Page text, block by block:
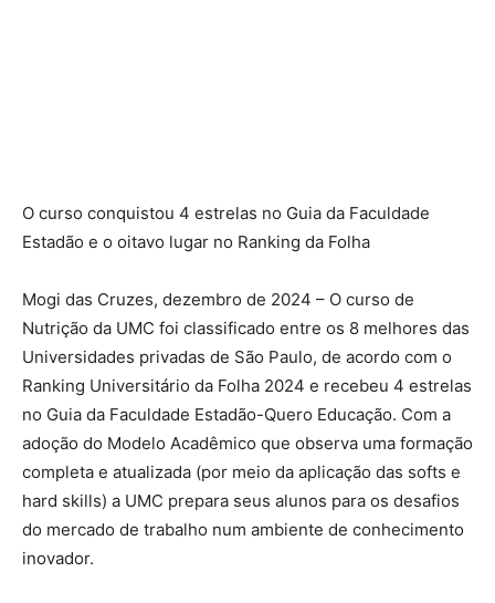
O curso conquistou 4 estrelas no Guia da Faculdade
Estadão e o oitavo lugar no Ranking da Folha
Mogi das Cruzes, dezembro de 2024 – O curso de
Nutrição da UMC foi classificado entre os 8 melhores das
Universidades privadas de São Paulo, de acordo com o
Ranking Universitário da Folha 2024 e recebeu 4 estrelas
no Guia da Faculdade Estadão-Quero Educação. Com a
adoção do Modelo Acadêmico que observa uma formação
completa e atualizada (por meio da aplicação das softs e
hard skills) a UMC prepara seus alunos para os desafios
do mercado de trabalho num ambiente de conhecimento
inovador.